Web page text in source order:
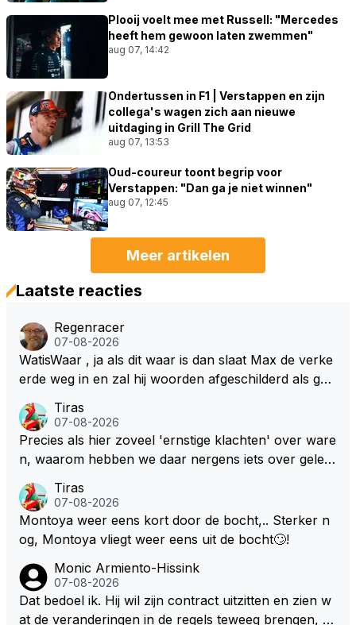
Plooij voelt mee met Russell: "Mercedes
heeft hem gewoon laten zwemmen"
aug 07, 14:42
Ondertussen in F1 | Verstappen en zijn
collega's wagen zich aan nieuwe
uitdaging in Grill The Grid
aug 07, 13:53
Oud-coureur toont begrip voor
Verstappen: "Dan ga je niet winnen"
aug 07, 12:45
Meer artikelen
Laatste reacties
Regenracer
07-08-2026
WatisWaar , ja als dit waar is dan slaat Max de verke
erde weg in en zal hij woorden afgeschilderd als gel
voor een keuze worden gesteld .
Tiras
07-08-2026
Precies als hier zoveel 'ernstige klachten' over ware
n, waarom hebben we daar nergens iets over gelez
Tiras
07-08-2026
Montoya weer eens kort door de bocht,.. Sterker n
og, Montoya vliegt weer eens uit de bocht🙄!
Monic Armiento-Hissink
07-08-2026
Dat bedoel ik. Hij wil zijn contract uitzitten en zien w
at de veranderingen in de regels teweeg brengen, al